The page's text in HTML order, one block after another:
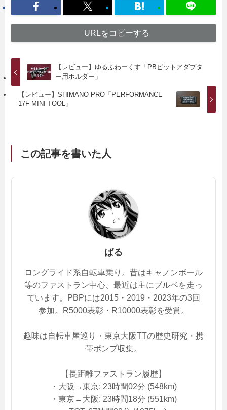
URLをコピーする
【レビュー】ゆるふわーくす「PBビットアダプタ
ー用ホルダー」
【レビュー】SHIMANO PRO「PERFORMANCE
17F MINI TOOL」
この記事を書いた人
ばる
ロングライド系自転車乗り。昔はキャノンボール
等のファストラン中心、最近は主にブルベを走っ
ています。PBPには2015・2019・2023年の3回
参加。R5000表彰・R10000表彰を受賞。
趣味は自転車屋巡り・東京大阪TTの歴史研究・携
帯ポンプ収集。
【長距離ファストラン履歴】
・大阪→東京: 23時間02分 (548km)
・東京→大阪: 23時間18分 (551km)